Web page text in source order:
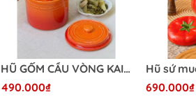
HŨ GỐM CẦU VÒNG KAIYO 2L - Đường kính 16cm, cao 18cm
490.000₫
690.000₫